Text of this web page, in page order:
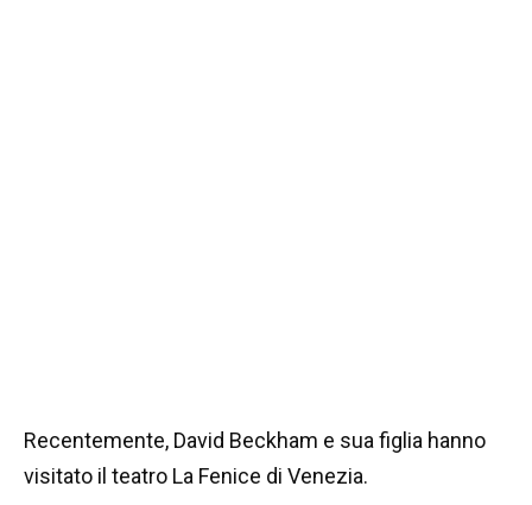
Recentemente, David Beckham e sua figlia hanno
visitato il teatro La Fenice di Venezia.